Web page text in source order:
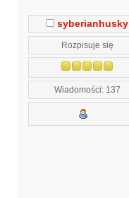
syberianhusky
Rozpisuje się
Wiadomości: 137